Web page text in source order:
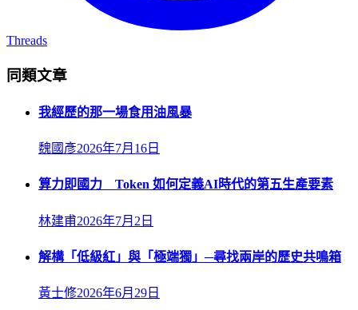
Threads
同類文章
我經歷的那一場食用油風暴
魏國彥2026年7月16日
算力即國力 Token 如何定義AI時代的第五生產要素
林建甫2026年7月2日
解構「低級紅」與「極端獨」─尋找兩岸的歷史共鳴箱
黃士修2026年6月29日